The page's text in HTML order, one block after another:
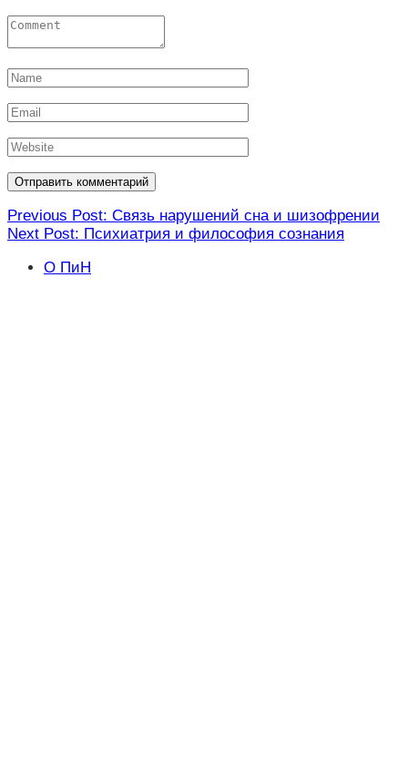
Навигация
по
записям
Previous Post: Связь нарушений сна и шизофрении
Next Post: Психиатрия и философия сознания
О ПиН